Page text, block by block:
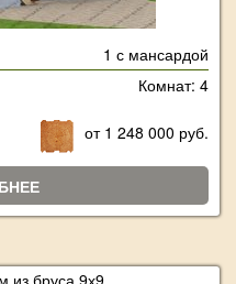
1 с мансардой
Комнат: 4
от 1 248 000 руб.
из бруса 9х9